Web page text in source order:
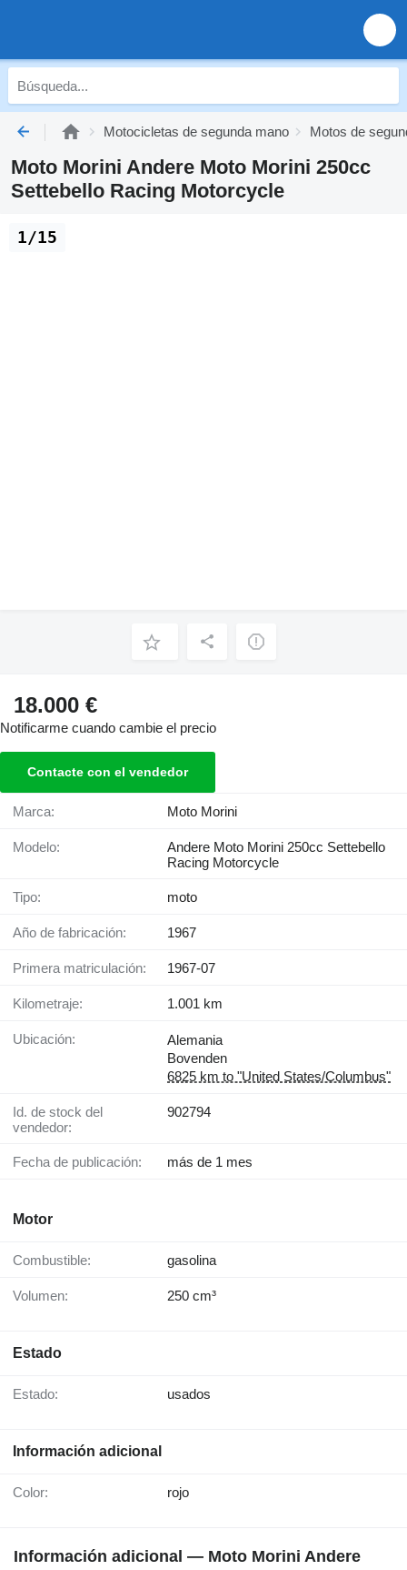
Motocicletas de segunda mano Motos de
Moto Morini Andere Moto Morini 250cc
Settebello Racing Motorcycle
1/15
18.000 €
Notificarme cuando cambie el precio
Contacte con el vendedor
Marca: Moto Morini
Modelo:
Andere Moto Morini 250cc Settebello
Racing Motorcycle
Tipo: moto
Año de fabricación: 1967
Primera matriculación: 1967-07
Kilometraje: 1.001 km
Ubicación:
Alemania
Bovenden
6825 km to "United States/Columbus"
Id. de stock del
vendedor:
902794
Fecha de publicación: más de 1 mes
Motor
Combustible: gasolina
Volumen: 250 cm³
Estado
Estado: usados
Información adicional
Color: rojo
Información adicional — Moto Morini Andere